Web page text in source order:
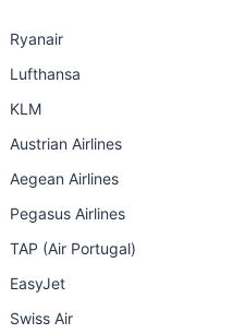
Ryanair
Lufthansa
KLM
Austrian Airlines
Aegean Airlines
Pegasus Airlines
TAP (Air Portugal)
EasyJet
Swiss Air